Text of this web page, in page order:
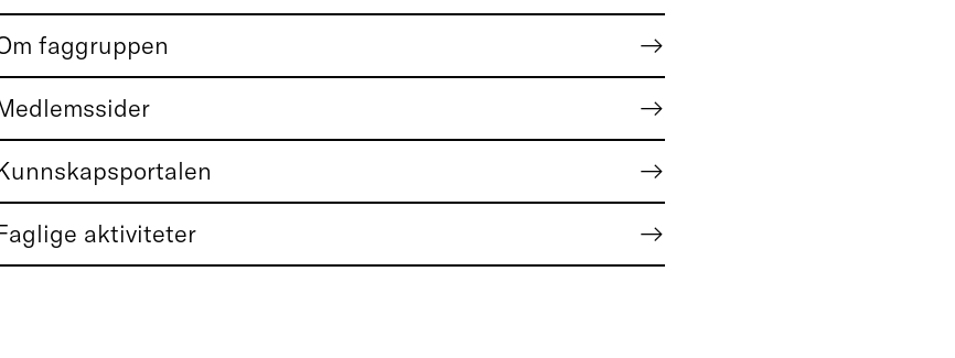
faggruppen
aktiviteter